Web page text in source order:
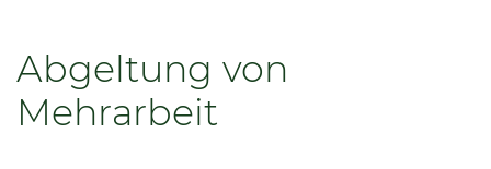
Abgeltung von
Mehrarbeit